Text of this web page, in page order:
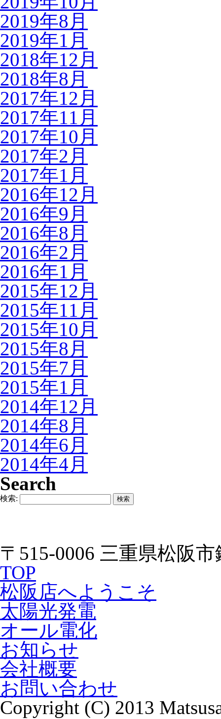
2019年8月
2019年1月
2018年12月
2018年8月
2017年12月
2017年11月
2017年10月
2017年2月
2017年1月
2016年12月
2016年9月
2016年8月
2016年2月
2016年1月
2015年12月
2015年11月
2015年10月
2015年8月
2015年7月
2015年1月
2014年12月
2014年8月
2014年6月
2014年4月
Search
検索:
〒515-0006 三重県松阪
TOP
松阪店へようこそ
太陽光発電
オール電化
お知らせ
会社概要
お問い合わせ
Copyright (C) 2013